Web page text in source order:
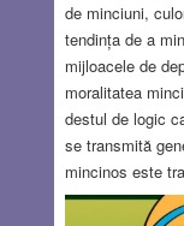
de minciuni,
tendința de a
mijloacele de
moralitatea
destul de logic
se transmită
mincinos este
pieri!” (în